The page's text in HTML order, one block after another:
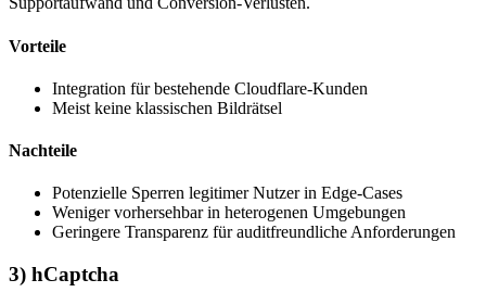
Vorteile
Integration für bestehende Cloudflare-Kunden
Meist keine klassischen Bildrätsel
Nachteile
Potenzielle Sperren legitimer Nutzer in Edge-Cases
Weniger vorhersehbar in heterogenen Umgebungen
Geringere Transparenz für auditfreundliche Anforderungen
3) hCaptcha